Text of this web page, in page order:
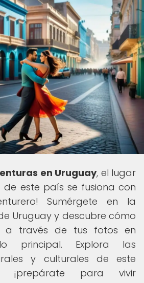
en Uruguay, el lugar
este país se fusiona con
Sumérgete en la
Uruguay y descubre cómo
a través de tus fotos en
principal. Explora las
y culturales de este
¡prepárate para vivir